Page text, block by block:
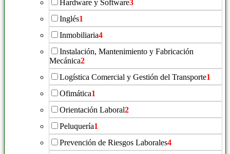
Hardware y Software3
Inglés1
Inmobiliaria4
Instalación, Mantenimiento y Fabricación
Mecánica2
Logística Comercial y Gestión del Transporte1
Ofimática1
Orientación Laboral2
Peluquería1
Prevención de Riesgos Laborales4